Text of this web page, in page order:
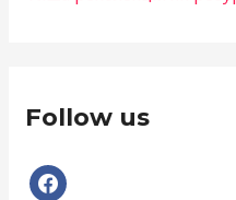
Follow us